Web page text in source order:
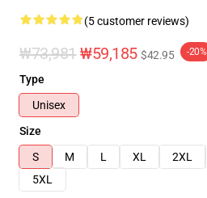
(5 customer reviews)
₩73,981 ₩59,185 $42.95 -20%
Type
Unisex
Size
S
M L XL 2XL
5XL